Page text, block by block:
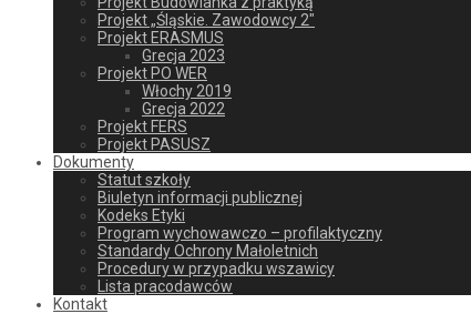
Projekt „Śląskie. Zawodowcy 2″
Projekt ERASMUS
Grecja 2023
Projekt PO WER
Włochy 2019
Grecja 2022
Projekt FERS
Projekt PASUSZ
Dokumenty
Statut szkoły
Biuletyn informacji publicznej
Kodeks Etyki
Program wychowawczo – profilaktyczny
Standardy Ochrony Małoletnich
Procedury w przypadku wszawicy
Lista pracodawców
Kontakt